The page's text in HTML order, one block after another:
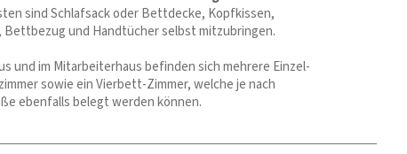
sind Schlafsack oder Bettdecke, Kopfkissen,
Bettbezug und Handtücher selbst mitzubringen.
und im Mitarbeiterhaus befinden sich mehrere Einzel-
sowie ein Vierbett-Zimmer, welche je nach
ebenfalls belegt werden können.